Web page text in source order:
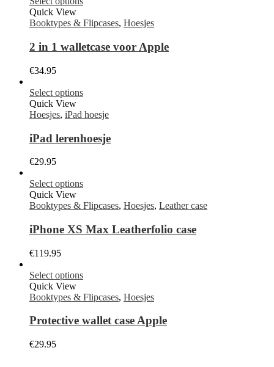
Quick View
Booktypes & Flipcases, Hoesjes
2 in 1 walletcase voor Apple
€34.95
Select options
Quick View
Hoesjes, iPad hoesje
iPad lerenhoesje
€29.95
Select options
Quick View
Booktypes & Flipcases, Hoesjes, Leather case
iPhone XS Max Leatherfolio case
€119.95
Select options
Quick View
Booktypes & Flipcases, Hoesjes
Protective wallet case Apple
€29.95